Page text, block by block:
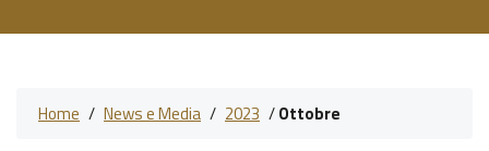
Home / News e Media / 2023 /Ottobre